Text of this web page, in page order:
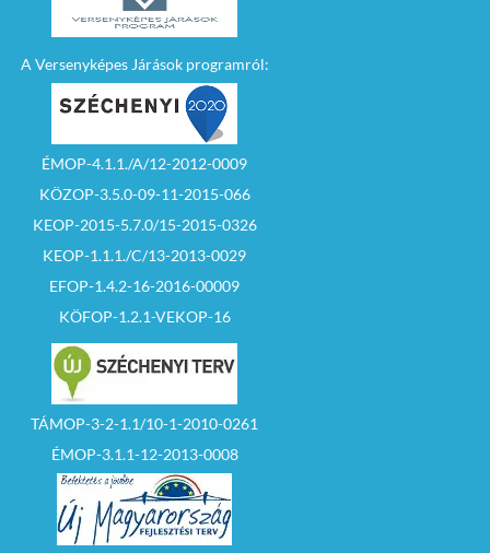
A Versenyképes Járások programról:
ÉMOP-4.1.1./A/12-2012-0009
KÖZOP-3.5.0-09-11-2015-066
KEOP-2015-5.7.0/15-2015-0326
KEOP-1.1.1./C/13-2013-0029
EFOP-1.4.2-16-2016-00009
KÖFOP-1.2.1-VEKOP-16
TÁMOP-3-2-1.1/10-1-2010-0261
ÉMOP-3.1.1-12-2013-0008